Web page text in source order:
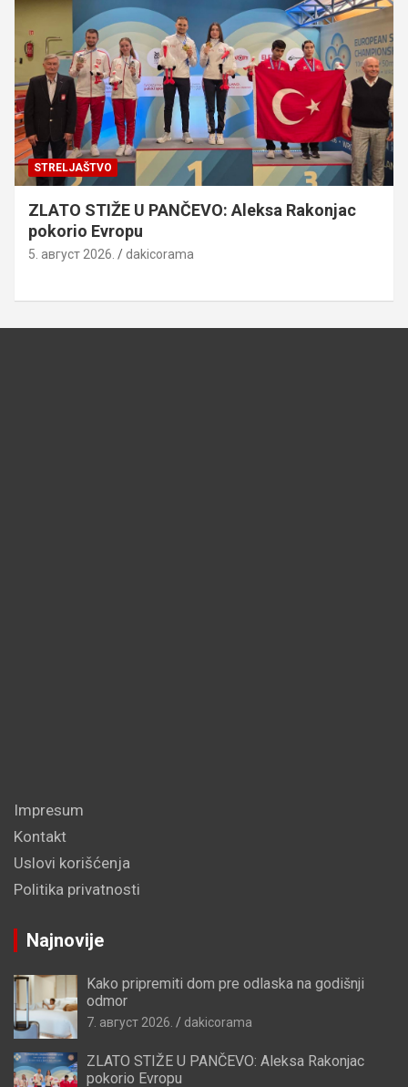
STRELJAŠTVO
ZLATO STIŽE U PANČEVO: Aleksa Rakonjac
pokorio Evropu
5. август 2026. dakicorama
Impresum
Kontakt
Uslovi korišćenja
Politika privatnosti
Najnovije
Kako pripremiti dom pre odlaska na godišnji
odmor
7. август 2026. dakicorama
ZLATO STIŽE U PANČEVO: Aleksa Rakonjac
pokorio Evropu